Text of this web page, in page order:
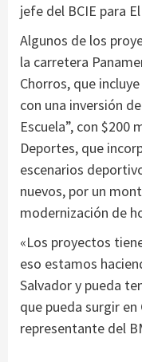
jefe del BCIE para
Algunos de los
la carretera
Chorros, que
con una inversión
Escuela”, con $200
Deportes, que
escenarios
nuevos, por un
modernización de
«Los proyectos
eso estamos
Salvador y pueda
que pueda surgir
representante del